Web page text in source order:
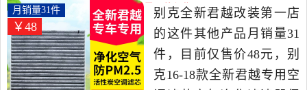
的车用氧吧,空气净化器，
由上海发货。
专用空调滤芯月销量31件仅售48元
￥48
月销量31件
别克全新君越改装第一店
的这件其他产品月销量31
件，目前仅售价48元，别
克16-18款全新君越专用空